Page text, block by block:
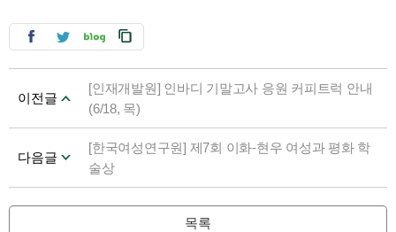
이전글
[인재개발원] 인바디 기말고사 응원 커피트럭 안내
(6/18, 목)
다음글
[한국여성연구원] 제7회 이화-현우 여성과 평화 학
술상
목록